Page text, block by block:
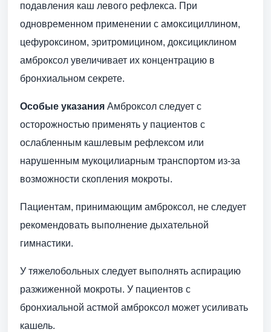
подавления каш левого рефлекса. При
одновременном применении с амоксициллином,
цефуроксином, эритромицином, доксициклином
амброксол увеличивает их концентрацию в
бронхиальном секрете.
Особые указания Амброксол следует с
осторожностью применять у пациентов с
ослабленным кашлевым рефлексом или
нарушенным мукоцилиарным транспортом из-за
возможности скопления мокроты.
Пациентам, принимающим амброксол, не следует
рекомендовать выполнение дыхательной
гимнастики.
У тяжелобольных следует выполнять аспирацию
разжиженной мокроты. У пациентов с
бронхиальной астмой амброксол может усиливать
кашель.